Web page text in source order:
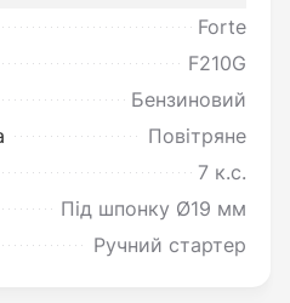
корморізки,
та багато
вагу всього в 16 кг і
ускладнить агрегат.
є низький рівень
двигуном.
літра бензину, що
Forte
F210G
Бензиновий
Повітряне
7 к.с.
Під шпонку Ø19 мм
Ручний стартер